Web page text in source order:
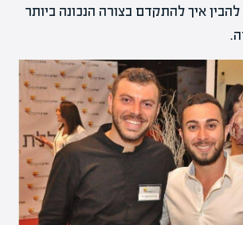
איך להתקדם בצורה הנכונה ביותר